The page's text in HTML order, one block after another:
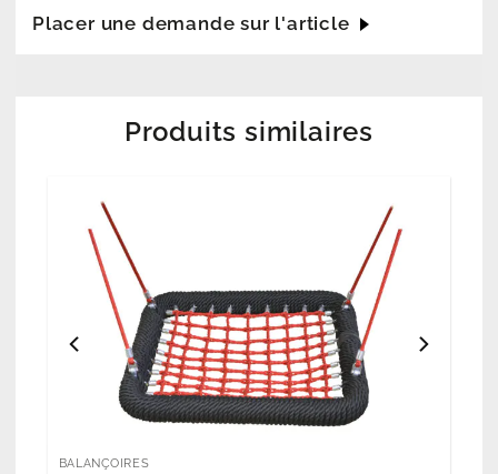
Placer une demande sur l'article
Produits similaires
BALANÇOIRES